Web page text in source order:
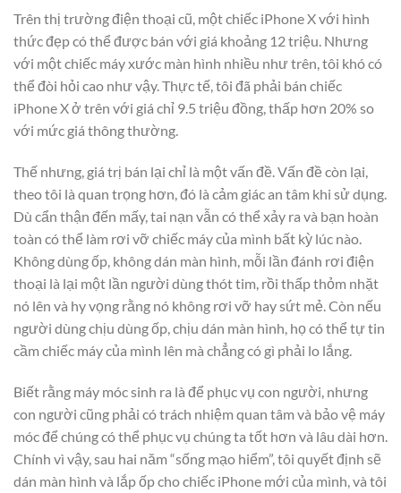
Trên thị trường điện thoại cũ, một chiếc iPhone X với hình
thức đẹp có thể được bán với giá khoảng 12 triệu. Nhưng
với một chiếc máy xước màn hình nhiều như trên, tôi khó có
thể đòi hỏi cao như vậy. Thực tế, tôi đã phải bán chiếc
iPhone X ở trên với giá chỉ 9.5 triệu đồng, thấp hơn 20% so
với mức giá thông thường.
Thế nhưng, giá trị bán lại chỉ là một vấn đề. Vấn đề còn lại,
theo tôi là quan trọng hơn, đó là cảm giác an tâm khi sử dụng.
Dù cẩn thận đến mấy, tai nạn vẫn có thể xảy ra và bạn hoàn
toàn có thể làm rơi vỡ chiếc máy của mình bất kỳ lúc nào.
Không dùng ốp, không dán màn hình, mỗi lần đánh rơi điện
thoại là lại một lần người dùng thót tim, rồi thấp thỏm nhặt
nó lên và hy vọng rằng nó không rơi vỡ hay sứt mẻ. Còn nếu
người dùng chịu dùng ốp, chịu dán màn hình, họ có thể tự tin
cầm chiếc máy của mình lên mà chẳng có gì phải lo lắng.
Biết rằng máy móc sinh ra là để phục vụ con người, nhưng
con người cũng phải có trách nhiệm quan tâm và bảo vệ máy
móc để chúng có thể phục vụ chúng ta tốt hơn và lâu dài hơn.
Chính vì vậy, sau hai năm “sống mạo hiểm”, tôi quyết định sẽ
dán màn hình và lắp ốp cho chiếc iPhone mới của mình, và tôi